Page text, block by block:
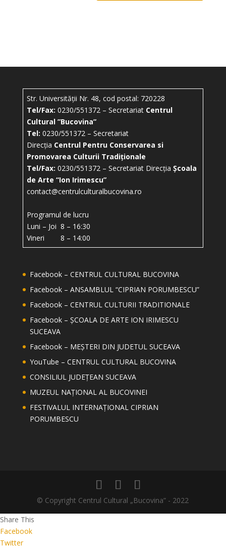
Str. Universității Nr. 48, cod postal: 720228
Tel/Fax: 0230/551372 – Secretariat Centrul
Cultural ”Bucovina”
Tel: 0230/551372 – Secretariat
Direcția Centrul Pentru Conservarea si
Promovarea Culturii Tradiționale
Tel/Fax: 0230/551372 – Secretariat Direcția Școala
de Arte “Ion Irimescu”
contact@centrulculturalbucovina.ro
Programul de lucru
Luni – Joi 8 – 16:30
Vineri 8 – 14:00
Facebook – CENTRUL CULTURAL BUCOVINA
Facebook – ANSAMBLUL “CIPRIAN PORUMBESCU”
Facebook – CENTRUL CULTURII TRADITIONALE
Facebook – ȘCOALA DE ARTE ION IRIMESCU
SUCEAVA
Facebook – MEȘTERI DIN JUDETUL SUCEAVA
YouTube – CENTRUL CULTURAL BUCOVINA
CONSILIUL JUDEȚEAN SUCEAVA
MUZEUL NAȚIONAL AL BUCOVINEI
FESTIVALUL INTERNAȚIONAL CIPRIAN
PORUMBESCU
© Copyright Centrul Cultural „Bucovina” - 2022
Share This
Facebook
Twitter